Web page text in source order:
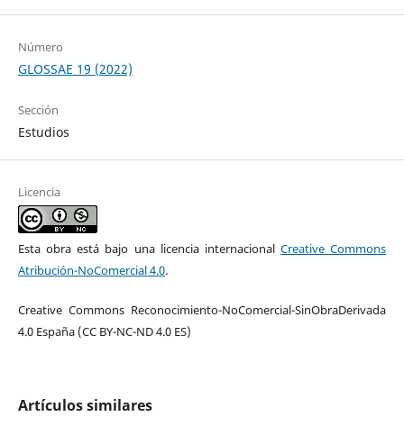
Número
GLOSSAE 19 (2022)
Sección
Estudios
Licencia
Esta obra está bajo una licencia internacional Creative Commons
Atribución-NoComercial 4.0.
Creative Commons Reconocimiento-NoComercial-SinObraDerivada
4.0 España (CC BY-NC-ND 4.0 ES)
Artículos similares